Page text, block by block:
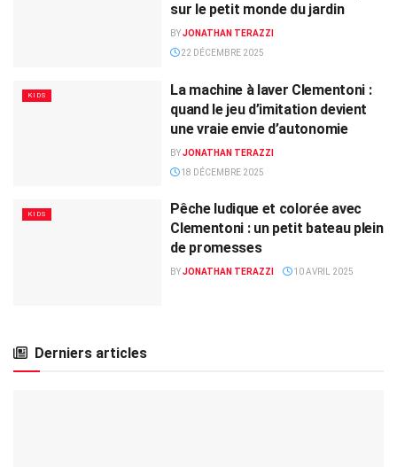
sur le petit monde du jardin
BYJONATHAN TERAZZI
22 DÉCEMBRE 2025
KIDS
La machine à laver Clementoni :
quand le jeu d’imitation devient
une vraie envie d’autonomie
BYJONATHAN TERAZZI
18 DÉCEMBRE 2025
KIDS
Pêche ludique et colorée avec
Clementoni : un petit bateau plein
de promesses
BYJONATHAN TERAZZI 10 AVRIL 2025
Derniers articles